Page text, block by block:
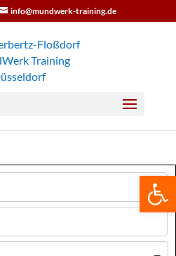
info@mundwerk-training.de